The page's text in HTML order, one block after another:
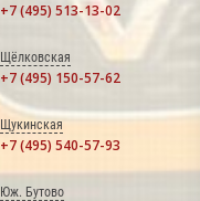
+7 (495) 513-13-02
Щёлковская
+7 (495) 150-57-62
Щукинская
+7 (495) 540-57-93
Юж. Бутово